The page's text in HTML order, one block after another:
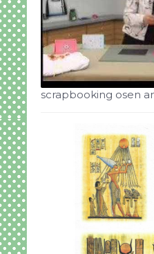
scrapbooking osen